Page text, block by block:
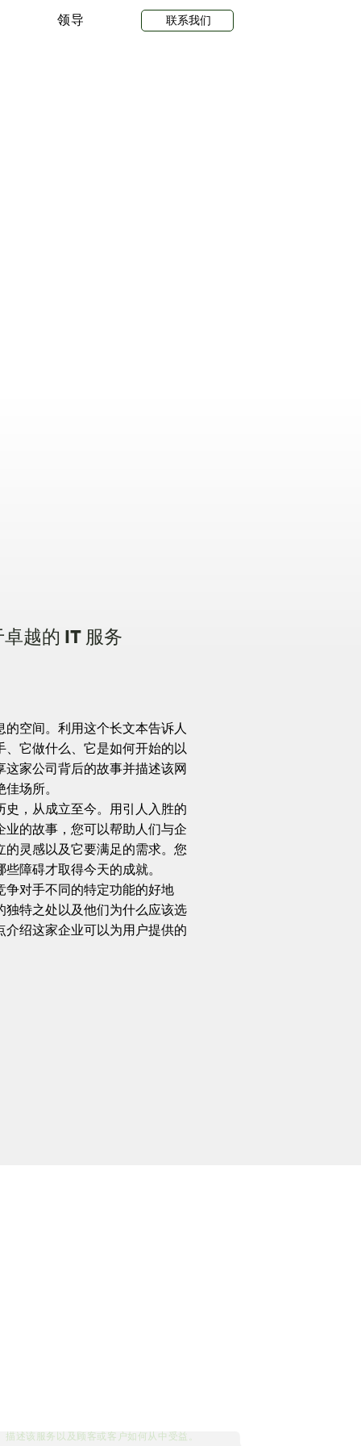
领导 联系我们
越的 IT 服务
空间。利用这个长文本告诉人
它做什么、它是如何开始的以
家公司背后的故事并描述该网
场所。
，从成立至今。用引人入胜的
的故事，您可以帮助人们与企
灵感以及它要满足的需求。您
障碍才取得今天的成就。
对手不同的特定功能的好地
特之处以及他们为什么应该选
绍这家企业可以为用户提供的
描述该服务以及顾客或客户如何从中受益。